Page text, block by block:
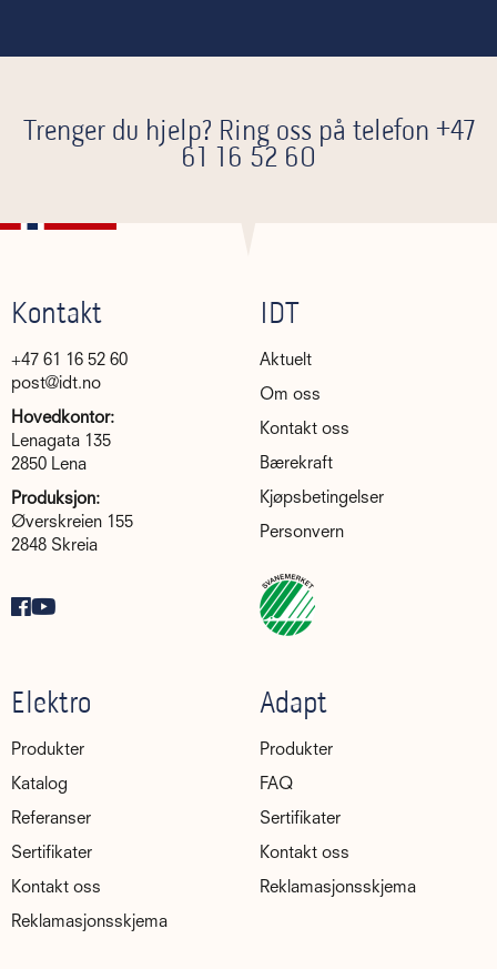
Trenger du hjelp? Ring oss på telefon +47
61 16 52 60
Kontakt
+47 61 16 52 60
post@idt.no
Hovedkontor:
Lenagata 135
2850 Lena
Produksjon:
Øverskreien 155
2848 Skreia
IDT
Aktuelt
Om oss
Kontakt oss
Bærekraft
Kjøpsbetingelser
Personvern
Elektro
Produkter
Katalog
Referanser
Sertifikater
Kontakt oss
Reklamasjonsskjema
Adapt
Produkter
FAQ
Sertifikater
Kontakt oss
Reklamasjonsskjema